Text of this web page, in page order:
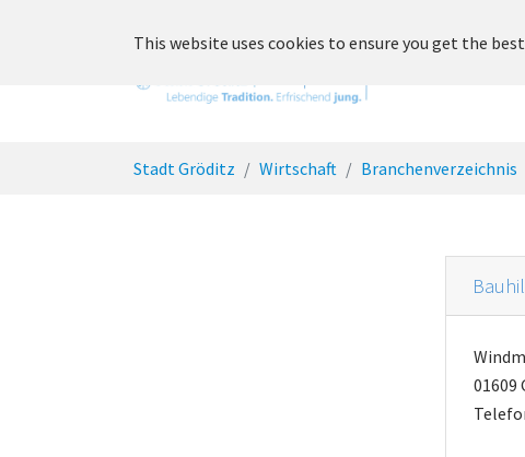
This website uses cookies to ensure you get the
Stadt Gröditz Wirtschaft Branchenverzeichnis
01609